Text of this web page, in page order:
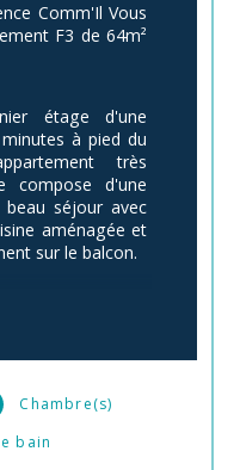
Chambre(s)
bain
Comm'Il Vous
F3 de 64m²
étage d'une
à pied du
très
compose d'une
séjour avec
aménagée et
sur le balcon.
un meuble
par un un coin
Les toilettes